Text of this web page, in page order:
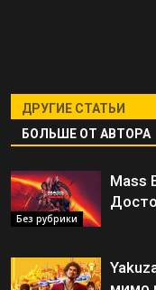
ДРУГИЕ СТАТЬИ
БОЛЬШЕ ОТ АВТОРА
Без рубрики
Mass